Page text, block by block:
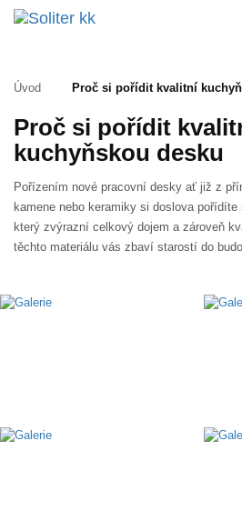
Úvod Proč si pořídit kvalitní
Proč si pořídit
kuchyňskou desku
Pořízením nové pracovní desky ať již z
kamene nebo keramiky si doslova pořídíte
který zvýrazní celkový dojem a zároveň
těchto materiálu vás zbaví starostí do